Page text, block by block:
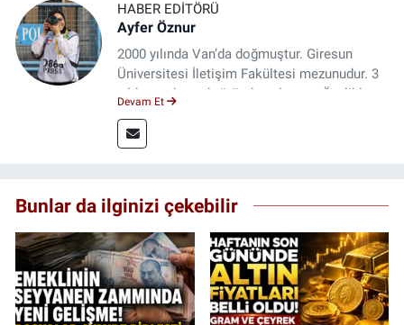
HABER EDITÖRÜ
Ayfer Öznur
2000 yılında Van’da doğmuştur. Giresun
Üniversitesi İletişim Fakültesi mezunudur. 3
yıldır medya sektöründe çalışıyor. Özelikle
Devam Et
Bunlar da ilginizi çekebilir